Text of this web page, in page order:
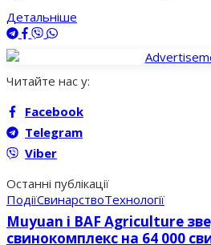
Детальніше
Читайте нас у:
Facebook
Telegram
Viber
Останні публікації
ПодіїСвинарствоТехнології
Muyuan і BAF Agriculture
свинокомплекс на 64 000